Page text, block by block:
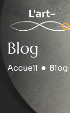
Blog
Accueil Blog